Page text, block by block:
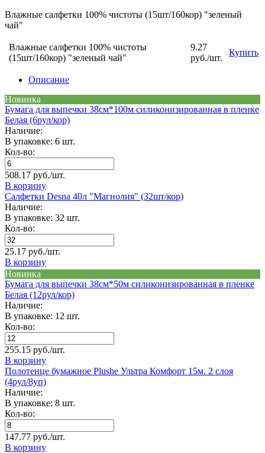
Влажные салфетки 100% чистоты (15шт/160кор) "зеленый
чай"
Влажные салфетки 100% чистоты
(15шт/160кор) "зеленый чай"
9.27
руб./шт.
Купить
Описание
Новинка
Бумага для выпечки 38см*100м силиконизированная в пленке
Белая (6рул/кор)
Наличие:
В упаковке: 6 шт.
Кол-во:
508.17 руб./шт.
В корзину
Салфетки Desna 40л "Магнолия" (32шт/кор)
Наличие:
В упаковке: 32 шт.
Кол-во:
25.17 руб./шт.
В корзину
Новинка
Бумага для выпечки 38см*50м силиконизированная в пленке
Белая (12рул/кор)
Наличие:
В упаковке: 12 шт.
Кол-во:
255.15 руб./шт.
В корзину
Полотенце бумажное Plushe Ультра Комфорт 15м. 2 слоя
(4рул/8уп)
Наличие:
В упаковке: 8 шт.
Кол-во:
147.77 руб./шт.
В корзину